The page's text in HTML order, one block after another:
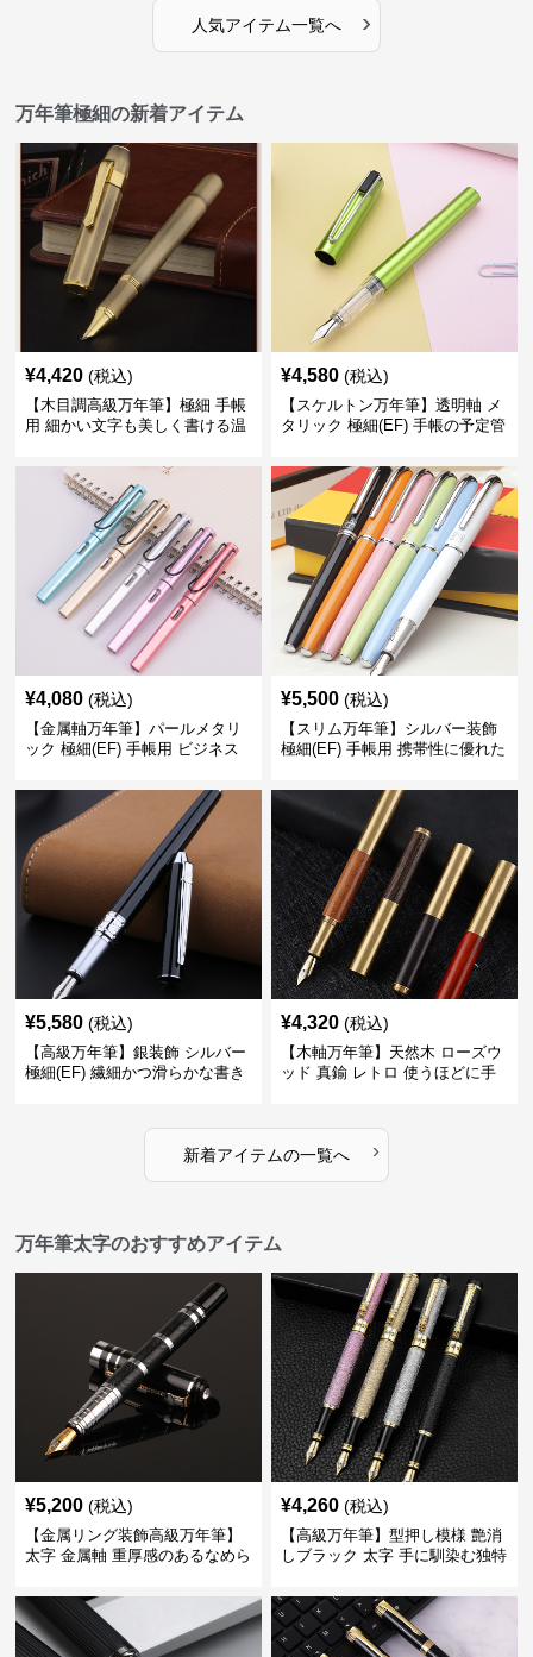
人気アイテム一覧へ ›
万年筆極細の新着アイテム
¥4,420 (税込)
【木目調高級万年筆】極細 手帳
用 細かい文字も美しく書ける温
¥4,580 (税込)
【スケルトン万年筆】透明軸 メ
タリック 極細(EF) 手帳の予定管
デザイン
¥4,080 (税込)
【金属軸万年筆】パールメタリ
ック 極細(EF) 手帳用 ビジネス
る
¥5,500 (税込)
【スリム万年筆】シルバー装飾
極細(EF) 手帳用 携帯性に優れた
ートに筆記
¥5,580 (税込)
【高級万年筆】銀装飾 シルバー
極細(EF) 繊細かつ滑らかな書き
¥4,320 (税込)
【木軸万年筆】天然木 ローズウ
ッド 真鍮 レトロ 使うほどに手
新着アイテムの一覧へ ›
万年筆太字のおすすめアイテム
¥5,200 (税込)
【金属リング装飾高級万年筆】
太字 金属軸 重厚感のあるなめら
きに最適
¥4,260 (税込)
【高級万年筆】型押し模様 艶消
しブラック 太字 手に馴染む独特
くい